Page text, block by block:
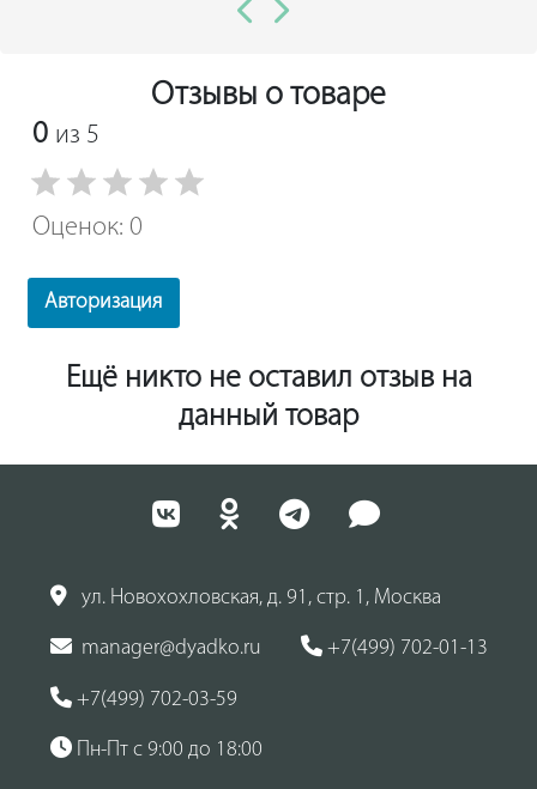
Отзывы о товаре
0 из 5
Оценок: 0
Авторизация
Ещё никто не оставил отзыв на
данный товар
ул. Новохохловская, д. 91, стр. 1, Москва
manager@dyadko.ru +7(499) 702-01-13
+7(499) 702-03-59
Пн-Пт с 9:00 до 18:00